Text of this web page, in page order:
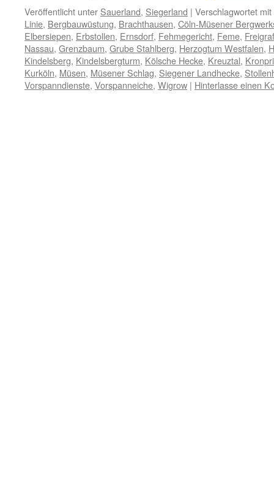
Veröffentlicht unter Sauerland, Siegerland | Verschlagwortet mit
Linie, Bergbauwüstung, Brachthausen, Cöln-Müsener
Elbersiepen, Erbstollen, Ernsdorf, Fehmegericht, Feme, Freigraf
Nassau, Grenzbaum, Grube Stahlberg, Herzogtum Westfalen,
Kindelsberg, Kindelsbergturm, Kölsche Hecke, Kreuztal,
Kurköln, Müsen, Müsener Schlag, Siegener Landhecke,
Vorspanndienste, Vorspanneiche, Wigrow | Hinterlasse einen